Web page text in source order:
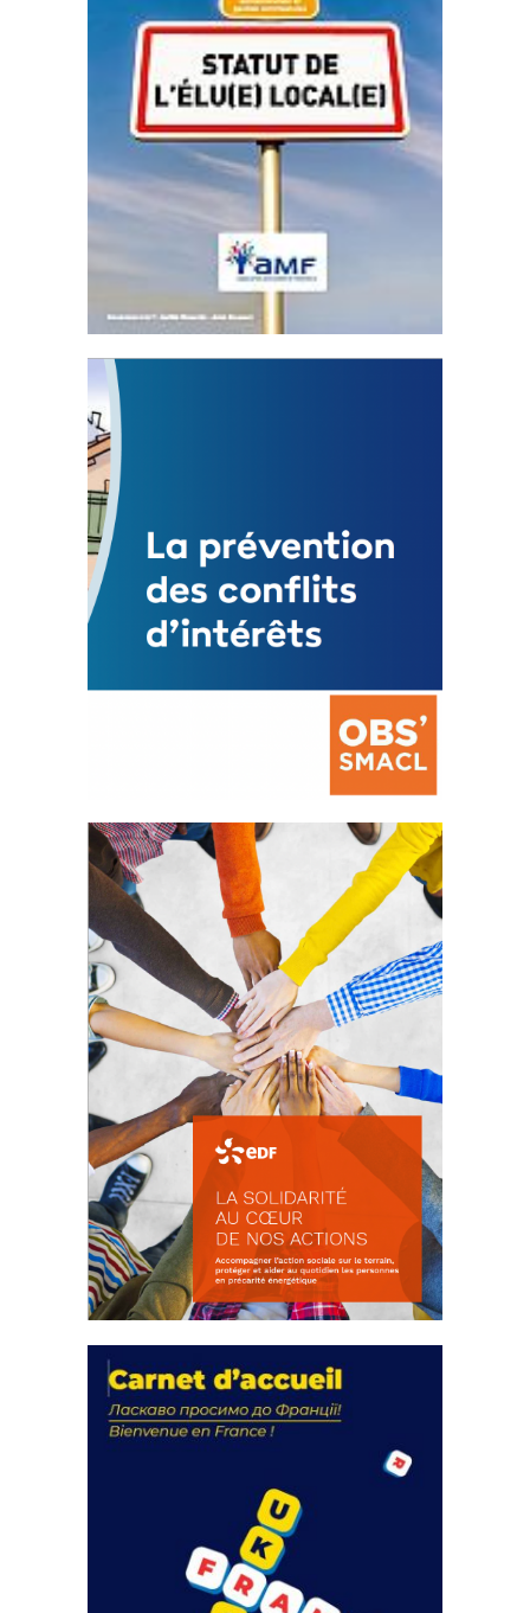
Statut de l’élu local
3 avril 2024
Mise à jour avril 2024
FEUILLETER
La prévention des conflits
d’intérêts
18 septembre 2023
FEUILLETER
actions
18 septembre 2023
FEUILLETER